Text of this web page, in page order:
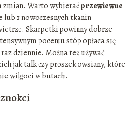
zmian. Warto wybieraćprzewiewne
lub z nowoczesnych tkanin
Skarpetki powinny dobrze
poceniu stóp opłaca się
dziennie. Można też używać
jak talk czy proszek owsiany, które
wilgoci w butach.